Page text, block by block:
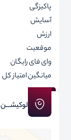
پاکیزگی
آسایش
ارزش
موقعیت
وای فای رایگان
میانگین امتیاز کل
لوکیشـــن